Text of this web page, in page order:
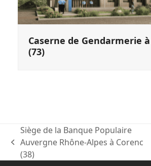
Caserne de Gendarmerie
(73)
previous
post:
Siège de la Banque Populaire
Auvergne Rhône-Alpes à Corenc
(38)